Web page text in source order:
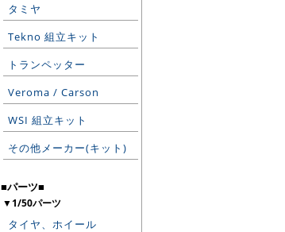
タミヤ
Tekno 組立キット
トランペッター
Veroma / Carson
WSI 組立キット
その他メーカー(キット)
■パーツ■
▼1/50パーツ
タイヤ、ホイール